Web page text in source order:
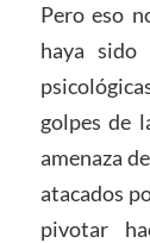
Pero eso
haya sido
golpes de
amenaza
atacados
pivotar